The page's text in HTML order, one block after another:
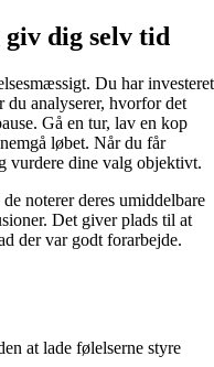
dig selv tid
Du har investeret
du analyserer, hvorfor det
Gå en tur, lav en kop
løbet. Når du får
vurdere dine valg objektivt.
noterer deres umiddelbare
Det giver plads til at
der var godt forarbejde.
at lade følelserne styre